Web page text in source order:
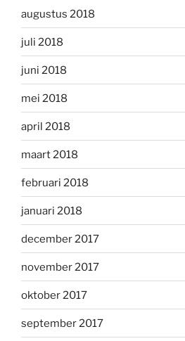
augustus 2018
juli 2018
juni 2018
mei 2018
april 2018
maart 2018
februari 2018
januari 2018
december 2017
november 2017
oktober 2017
september 2017